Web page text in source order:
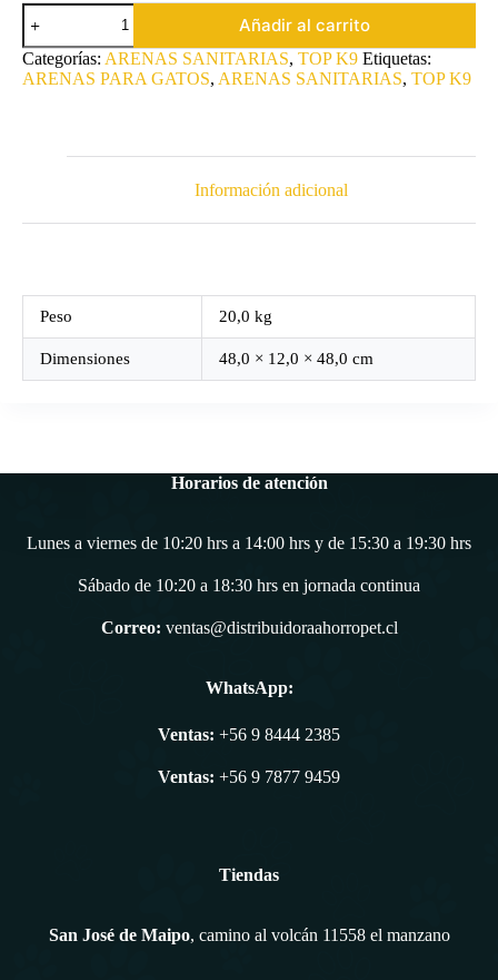
ARENA
MINERAL
PIEDRA
ROSADA
TOP
Añadir al carrito
Categorías: ARENAS SANITARIAS, TOP K9 Etiquetas:
ARENAS PARA GATOS, ARENAS SANITARIAS, TOP K9
Información adicional
Peso 20,0 kg
Dimensiones 48,0 × 12,0 × 48,0 cm
Horarios de atención
Lunes a viernes de 10:20 hrs a 14:00 hrs y de 15:30 a 19:30 hrs
Sábado de 10:20 a 18:30 hrs en jornada continua
Correo: ventas@distribuidoraahorropet.cl
WhatsApp:
Ventas: +56 9 8444 2385
Ventas: +56 9 7877 9459
Tiendas
San José de Maipo, camino al volcán 11558 el manzano